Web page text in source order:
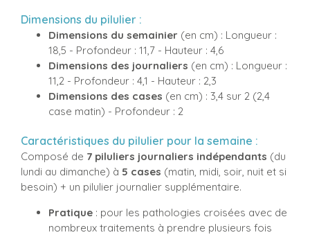
Dimensions du pilulier :
Dimensions du semainier (en cm) : Longueur :
18,5 - Profondeur : 11,7 - Hauteur : 4,6
Dimensions des journaliers (en cm) : Longueur :
11,2 - Profondeur : 4,1 - Hauteur : 2,3
Dimensions des cases (en cm) : 3,4 sur 2 (2,4
case matin) - Profondeur : 2
Caractéristiques du pilulier pour la semaine :
Composé de 7 piluliers journaliers indépendants (du
lundi au dimanche) à 5 cases (matin, midi, soir, nuit et si
besoin) + un pilulier journalier supplémentaire.
Pratique : pour les pathologies croisées avec de
nombreux traitements à prendre plusieurs fois